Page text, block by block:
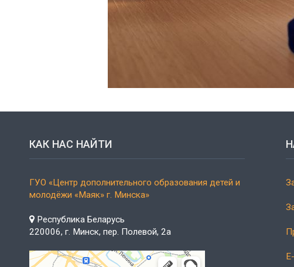
КАК НАС НАЙТИ
ГУО «Центр дополнительного образования детей и
молодёжи «Маяк» г. Минска»
Республика Беларусь
220006, г. Минск, пер. Полевой, 2а